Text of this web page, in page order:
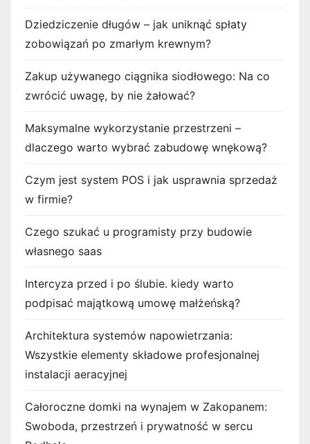
Dziedziczenie długów – jak uniknąć spłaty
zobowiązań po zmarłym krewnym?
Zakup używanego ciągnika siodłowego: Na co
zwrócić uwagę, by nie żałować?
Maksymalne wykorzystanie przestrzeni –
dlaczego warto wybrać zabudowę wnękową?
Czym jest system POS i jak usprawnia sprzedaż
w firmie?
Czego szukać u programisty przy budowie
własnego saas
Intercyza przed i po ślubie. kiedy warto
podpisać majątkową umowę małżeńską?
Architektura systemów napowietrzania:
Wszystkie elementy składowe profesjonalnej
instalacji aeracyjnej
Całoroczne domki na wynajem w Zakopanem:
Swoboda, przestrzeń i prywatność w sercu